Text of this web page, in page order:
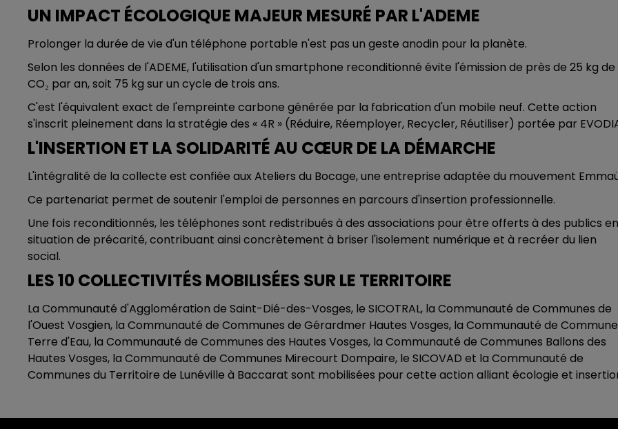
UN IMPACT ÉCOLOGIQUE MAJEUR MESURÉ PAR L'ADEME
Prolonger la durée de vie d'un téléphone portable n'est pas un geste anodin pour la planète.
Selon les données de l'ADEME, l'utilisation d'un smartphone reconditionné évite l'émission de près de 25 kg de
CO₂ par an, soit 75 kg sur un cycle de trois ans.
C'est l'équivalent exact de l'empreinte carbone générée par la fabrication d'un mobile neuf. Cette action
s'inscrit pleinement dans la stratégie des « 4R » (Réduire, Réemployer, Recycler, Réutiliser) portée par
L'INSERTION ET LA SOLIDARITÉ AU CŒUR DE LA DÉMARCHE
L'intégralité de la collecte est confiée aux Ateliers du Bocage, une entreprise adaptée du mouvement
Ce partenariat permet de soutenir l'emploi de personnes en parcours d'insertion professionnelle.
Une fois reconditionnés, les téléphones sont redistribués à des associations pour être offerts à des publics en
situation de précarité, contribuant ainsi concrètement à briser l'isolement numérique et à recréer du lien
social.
LES 10 COLLECTIVITÉS MOBILISÉES SUR LE TERRITOIRE
La Communauté d'Agglomération de Saint-Dié-des-Vosges, le SICOTRAL, la Communauté de Communes de
l'Ouest Vosgien, la Communauté de Communes de Gérardmer Hautes Vosges, la Communauté de
Terre d'Eau, la Communauté de Communes des Hautes Vosges, la Communauté de Communes Ballons des
Hautes Vosges, la Communauté de Communes Mirecourt Dompaire, le SICOVAD et la Communauté de
Communes du Territoire de Lunéville à Baccarat sont mobilisées pour cette action alliant écologie et